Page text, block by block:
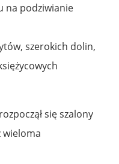
na podziwianie
szerokich dolin,
się szalony
wieloma